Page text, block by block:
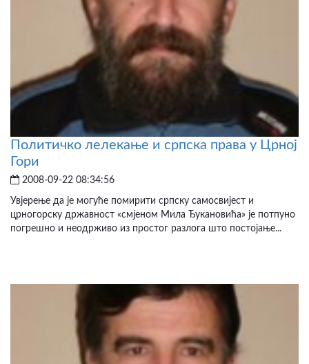
Политичко лелекање и српска права у Црној
Гори
2008-09-22 08:34:56
Увјерење да је могуће помирити српску самосвијест и
црногорску државност «смјеном Мила Ђукановића» је потпуно
погрешно и неодрживо из простог разлога што постојање...